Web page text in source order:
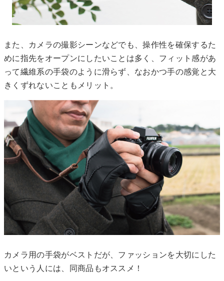
また、カメラの撮影シーンなどでも、操作性を確保するた
めに指先をオープンにしたいことは多く、フィット感があ
って繊維系の手袋のように滑らず、なおかつ手の感覚と大
きくずれないこともメリット。
カメラ用の手袋がベストだが、ファッションを大切にした
いという人には、同商品もオススメ！